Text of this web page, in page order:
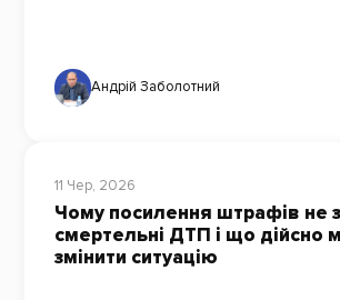
Андрій Заболотний
11 Чер, 2026
Чому посилення штрафів не
смертельні ДТП і що дійсно
змінити ситуацію